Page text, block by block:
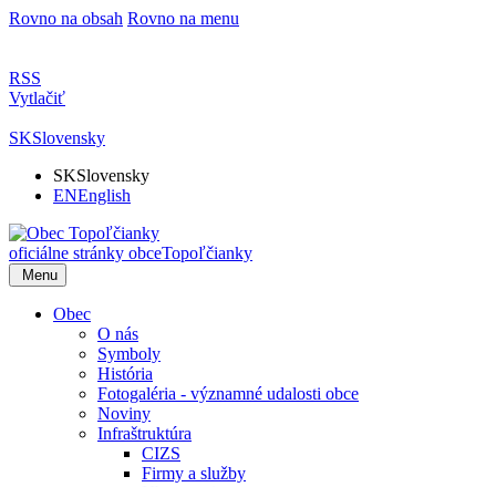
Rovno na obsah Rovno na menu
RSS
Vytlačiť
SKSlovensky
SKSlovensky
ENEnglish
oficiálne stránky obceTopoľčianky
Menu
Obec
O nás
Symboly
História
Fotogaléria - významné udalosti obce
Noviny
Infraštruktúra
CIZS
Firmy a služby